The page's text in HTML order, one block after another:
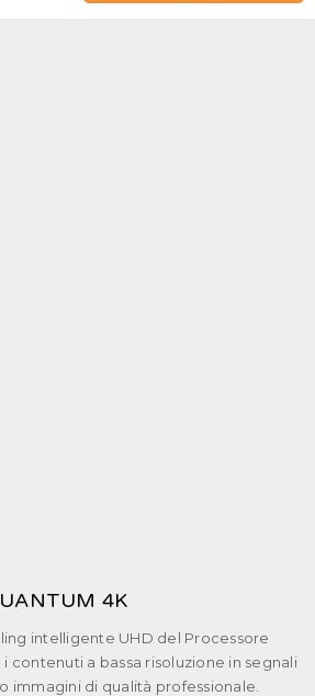
4K
intelligente UHD del Processore
contenuti a bassa risoluzione in segnali
immagini di qualità professionale.